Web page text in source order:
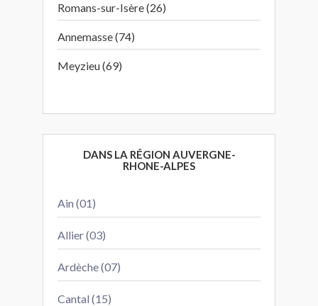
Romans-sur-Isère (26)
Annemasse (74)
Meyzieu (69)
DANS LA RÉGION AUVERGNE-
RHONE-ALPES
Ain (01)
Allier (03)
Ardèche (07)
Cantal (15)